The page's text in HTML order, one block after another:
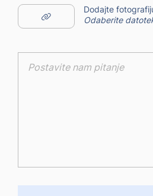
Dodajte
Odaberite